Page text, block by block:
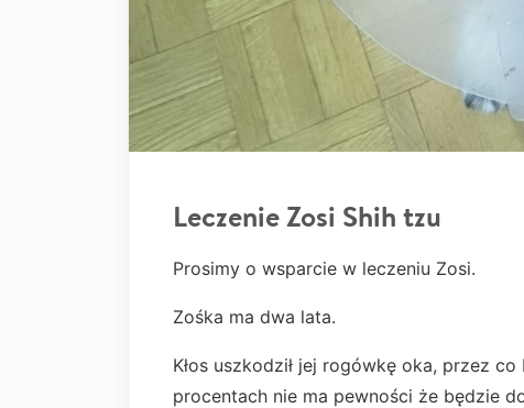
Leczenie Zosi Shih tzu
Prosimy o wsparcie w leczeniu Zosi.
Zośka ma dwa lata.
Kłos uszkodził jej rogówkę oka, przez
procentach nie ma pewności że będzie